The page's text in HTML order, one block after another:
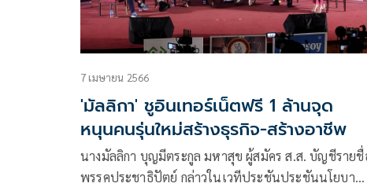
7 เมษายน 2566
'มัลลิกา' ชูอินเทอร์เน็ตฟรี 1 ล้านจุด
หนุนคนรุ่นใหม่สร้างธุรกิจ-สร้างอาชีพ
นางมัลลิกา บุญมีตระกูล มหาสุข ผู้สมัคร ส.ส. บัญชีรายชื่อ
พรรคประชาธิปัตย์ กล่าวในเวทีประชันประชันนโยบาย